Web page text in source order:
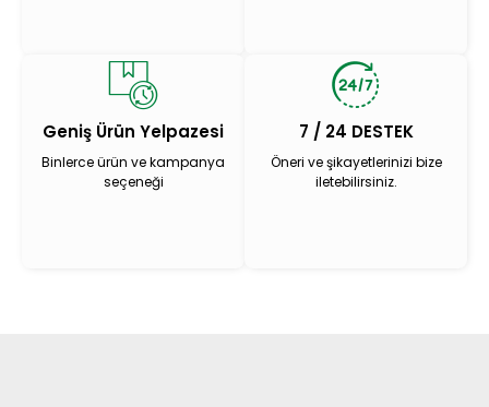
Geniş Ürün Yelpazesi
Binlerce ürün ve kampanya
seçeneği
7 / 24 DESTEK
Öneri ve şikayetlerinizi bize
iletebilirsiniz.